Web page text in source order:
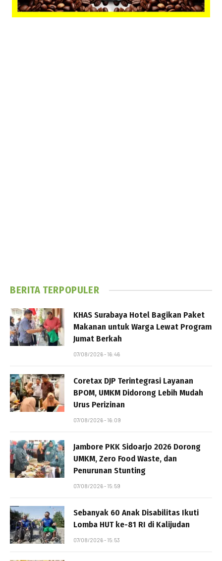
BERITA TERPOPULER
KHAS Surabaya Hotel Bagikan Paket
Makanan untuk Warga Lewat Program
Jumat Berkah
07/08/2026 - 16:46
Coretax DJP Terintegrasi Layanan
BPOM, UMKM Didorong Lebih Mudah
Urus Perizinan
07/08/2026 - 16:09
Jambore PKK Sidoarjo 2026 Dorong
UMKM, Zero Food Waste, dan
Penurunan Stunting
07/08/2026 - 15:59
Sebanyak 60 Anak Disabilitas Ikuti
Lomba HUT ke-81 RI di Kalijudan
07/08/2026 - 15:53